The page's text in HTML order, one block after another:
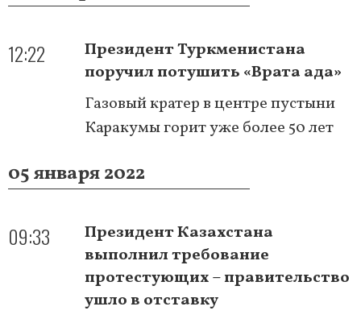
12:22
Президент Туркменистана
поручил потушить «Врата ада»
Газовый кратер в центре пустыни
Каракумы горит уже более 50 лет
05 января 2022
09:33
Президент Казахстана
выполнил требование
протестующих – правительство
ушло в отставку